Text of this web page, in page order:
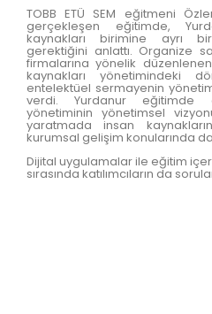
TOBB ETÜ SEM eğitmeni
gerçekleşen eğitimde,
kaynakları birimine ayrı
gerektiğini anlattı. Organize
firmalarına yönelik
kaynakları yönetimindeki
entelektüel sermayenin
verdi. Yurdanur eğitimde
yönetiminin yönetimsel
yaratmada insan
kurumsal gelişim konularında
Dijital uygulamalar ile eğitim
sırasında katılımcıların da